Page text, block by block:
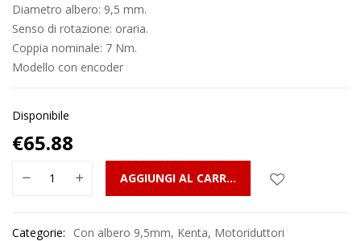
Diametro albero: 9,5 mm.
Senso di rotazione: oraria.
Coppia nominale: 7 Nm.
Modello con encoder
Disponibile
€65.88
AGGIUNGI AL CARRELLO
Categorie: Con albero 9,5mm, Kenta, Motoriduttori